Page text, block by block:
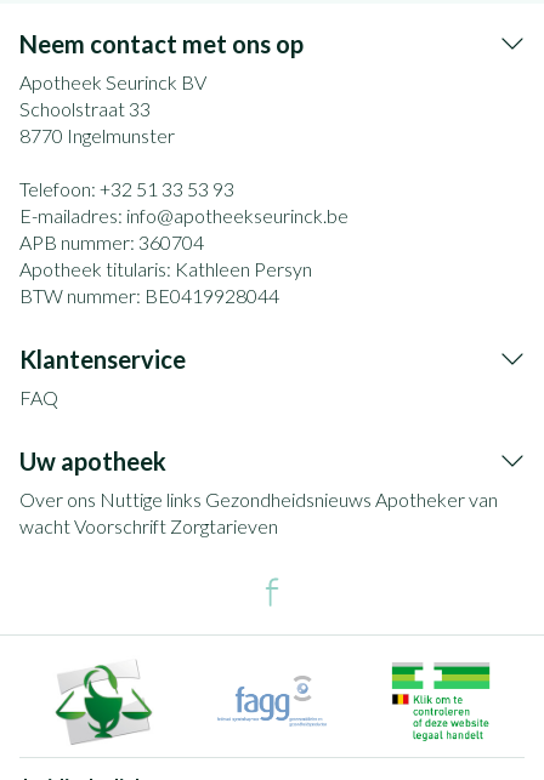
Neem contact met ons op
Apotheek Seurinck BV
Schoolstraat 33
8770 Ingelmunster
Telefoon: +32 51 33 53 93
E-mailadres: info@apotheekseurinck.be
APB nummer: 360704
Apotheek titularis: Kathleen Persyn
BTW nummer: BE0419928044
Klantenservice
FAQ
Uw apotheek
Over ons Nuttige links Gezondheidsnieuws Apotheker van
wachtVoorschrift Zorgtarieven